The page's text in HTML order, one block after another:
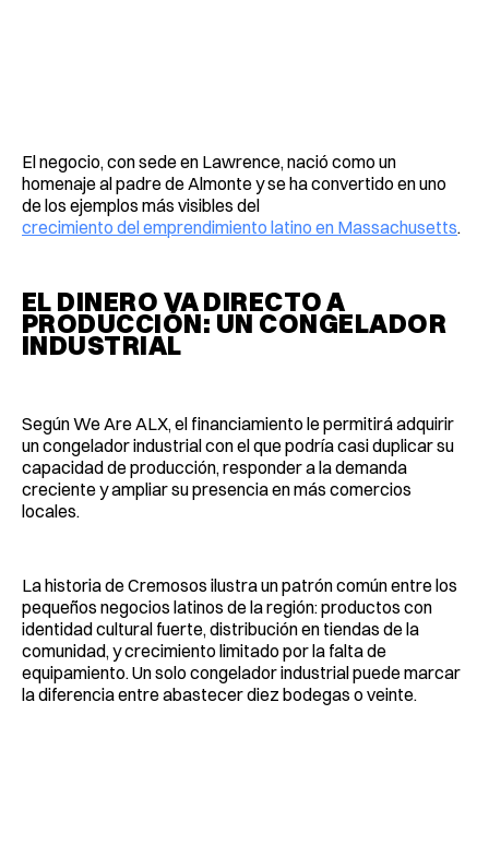
El negocio, con sede en Lawrence, nació como un
homenaje al padre de Almonte y se ha convertido en uno
de los ejemplos más visibles del
crecimiento del emprendimiento latino en Massachusetts.
EL DINERO VA DIRECTO A
PRODUCCIÓN: UN CONGELADOR
INDUSTRIAL
Según We Are ALX, el financiamiento le permitirá adquirir
un congelador industrial con el que podría casi duplicar su
capacidad de producción, responder a la demanda
creciente y ampliar su presencia en más comercios
locales.
La historia de Cremosos ilustra un patrón común entre los
pequeños negocios latinos de la región: productos con
identidad cultural fuerte, distribución en tiendas de la
comunidad, y crecimiento limitado por la falta de
equipamiento. Un solo congelador industrial puede marcar
la diferencia entre abastecer diez bodegas o veinte.